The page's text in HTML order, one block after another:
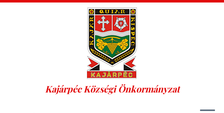
Kajárpéc Községi Önkormányzat